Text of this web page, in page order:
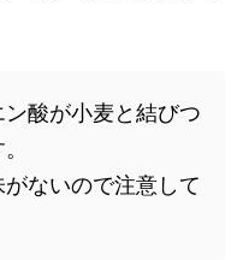
酸が小麦と結びつ
ないので注意して